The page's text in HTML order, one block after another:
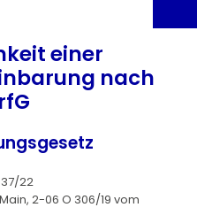
einer
nach
37/22
2-06 O 306/19 vom